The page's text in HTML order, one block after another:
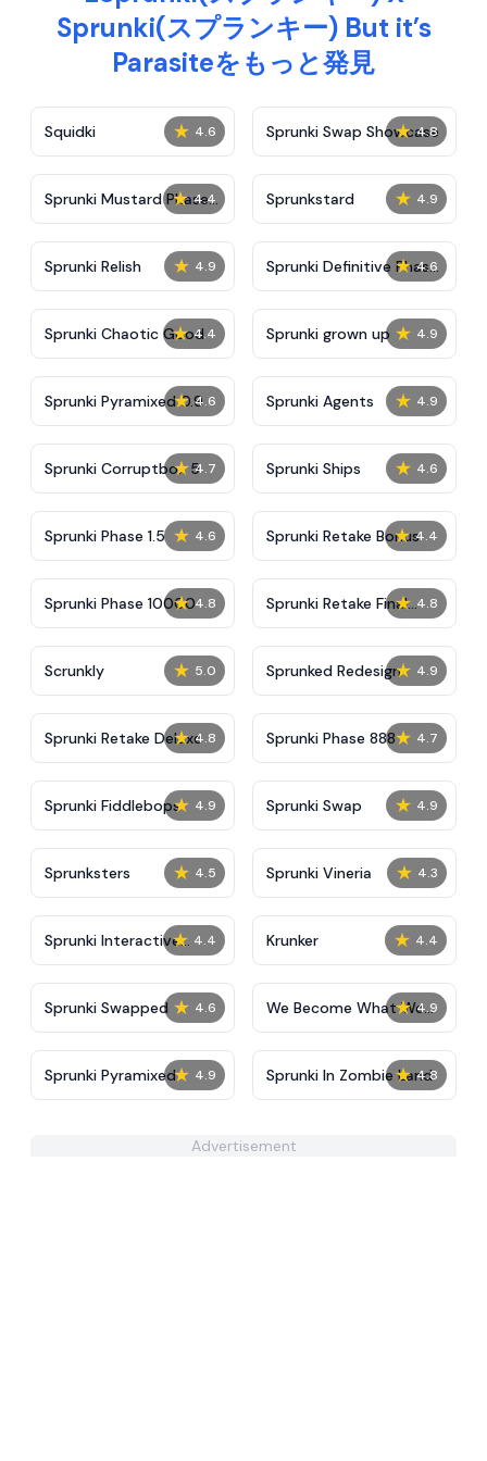
Sprunki(スプランキー) But it’s
Parasiteをもっと発見
★ 4.6
Squidki ★ 4.8
Sprunki Swap Showcase
★ 4.4
Sprunki Mustard Phase
2
★ 4.9
Sprunkstard
★ 4.9
Sprunki Relish ★ 4.6
Sprunki Definitive Phase
7
★ 4.4
Sprunki Chaotic Good ★ 4.9
Sprunki grown up
★ 4.6
Sprunki Pyramixed 0.9 ★ 4.9
Sprunki Agents
★ 4.7
Sprunki Corruptbox 5 ★ 4.6
Sprunki Ships
★ 4.6
Sprunki Phase 1.5 ★ 4.4
Sprunki Retake Bonus
★ 4.8
Sprunki Phase 10000 ★ 4.8
Sprunki Retake Final
Update
★ 5.0
Scrunkly ★ 4.9
Sprunked Redesign
★ 4.8
Sprunki Retake Deluxe ★ 4.7
Sprunki Phase 888
★ 4.9
Sprunki Fiddlebops ★ 4.9
Sprunki Swap
★ 4.5
Sprunksters ★ 4.3
Sprunki Vineria
★ 4.4
Sprunki Interactive
Tunner
★ 4.4
Krunker
★ 4.6
Sprunki Swapped ★ 4.9
We Become What We
Behold
★ 4.9
Sprunki Pyramixed ★ 4.8
Sprunki In Zombie Land
Advertisement